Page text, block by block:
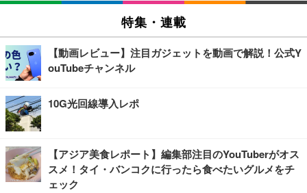
特集・連載
【動画レビュー】注目ガジェットを動画で解説！公式Y
ouTubeチャンネル
10G光回線導入レポ
【アジア美食レポート】編集部注目のYouTuberがオス
スメ！タイ・バンコクに行ったら食べたいグルメをチ
ェック